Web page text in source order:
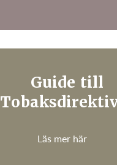
Guide till
Läs mer här